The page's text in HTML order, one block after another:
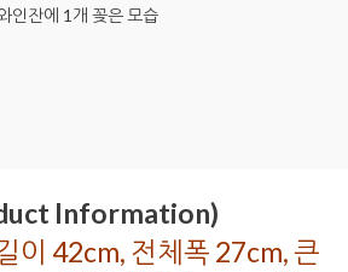
인잔에 1개 꽂은 모습
Information)
이 42cm, 전체폭 27cm, 큰